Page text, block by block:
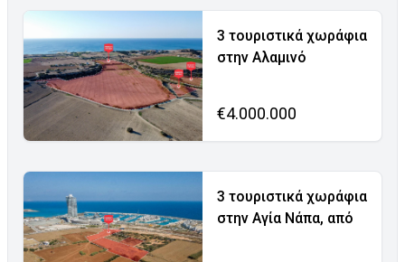
3 τουριστικά χωράφια
στην Αλαμινό
€4.000.000
3 τουριστικά χωράφια
στην Αγία Νάπα, από